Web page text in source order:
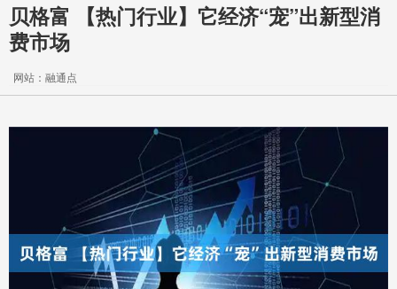
贝格富 【热门行业】它经济“宠”出新型消
费市场
网站：融通点